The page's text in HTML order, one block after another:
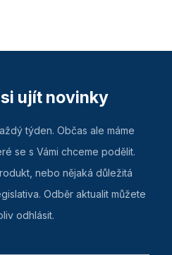
ujít novinky
týden. Občas ale máme
se s Vámi chceme podělit.
nebo nějaká důležitá
Odběr aktualit můžete
odhlásit.